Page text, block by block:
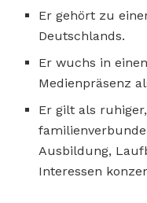
Er gehört zu
Deutschlands.
Er wuchs in
Medienpräsenz
Er gilt als
Ausbildung,
Interessen